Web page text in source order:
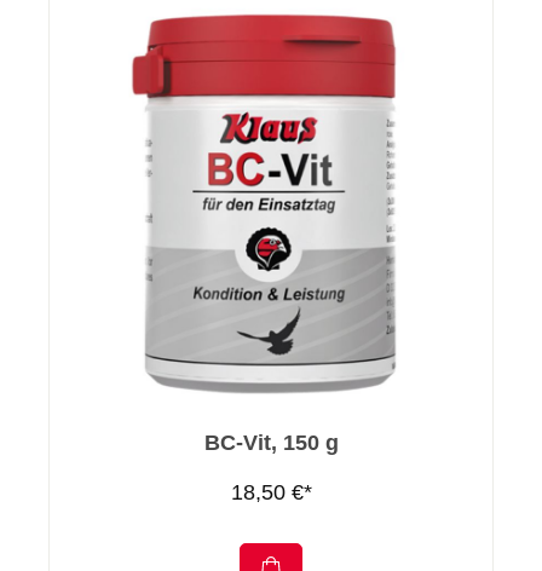
BC-Vit, 150 g
18,50 €*